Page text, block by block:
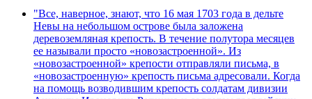
"Все, наверное, знают, что 16 мая 1703 года в дельте
Невы на небольшом острове была заложена
деревоземляная крепость. В течение полутора месяцев
ее называли просто «новозастроенной». Из
«новозастроенной» крепости отправляли письма, в
«новозастроенную» крепость письма адресовали. Когда
на помощь возводившим крепость солдатам дивизии